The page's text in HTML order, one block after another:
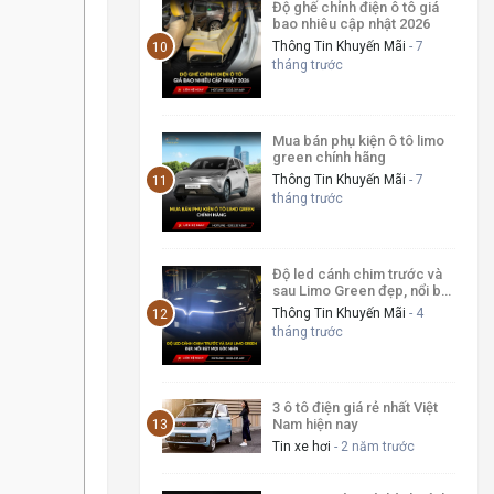
Độ ghế chỉnh điện ô tô giá
bao nhiêu cập nhật 2026
Thông Tin Khuyến Mãi - 7
tháng trước
Mua bán phụ kiện ô tô limo
green chính hãng
Thông Tin Khuyến Mãi - 7
tháng trước
Độ led cánh chim trước và
sau Limo Green đẹp, nổi bật
mọi góc nhìn
Thông Tin Khuyến Mãi - 4
tháng trước
3 ô tô điện giá rẻ nhất Việt
Nam hiện nay
Tin xe hơi - 2 năm trước